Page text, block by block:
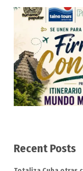
Recent Posts